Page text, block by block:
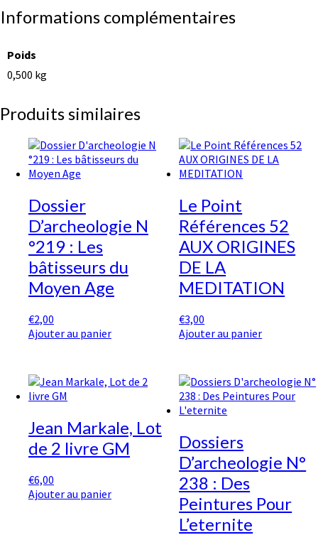
Informations complémentaires
Poids
0,500 kg
Produits similaires
Dossier
D’archeologie N
°219 : Les
bâtisseurs du
Moyen Age
€2,00
Ajouter au panier
Le Point
Références 52
AUX ORIGINES
DE LA
MEDITATION
€3,00
Ajouter au panier
Jean Markale, Lot
de 2 livre GM
€6,00
Ajouter au panier
Dossiers
D’archeologie N°
238 : Des
Peintures Pour
L’eternite